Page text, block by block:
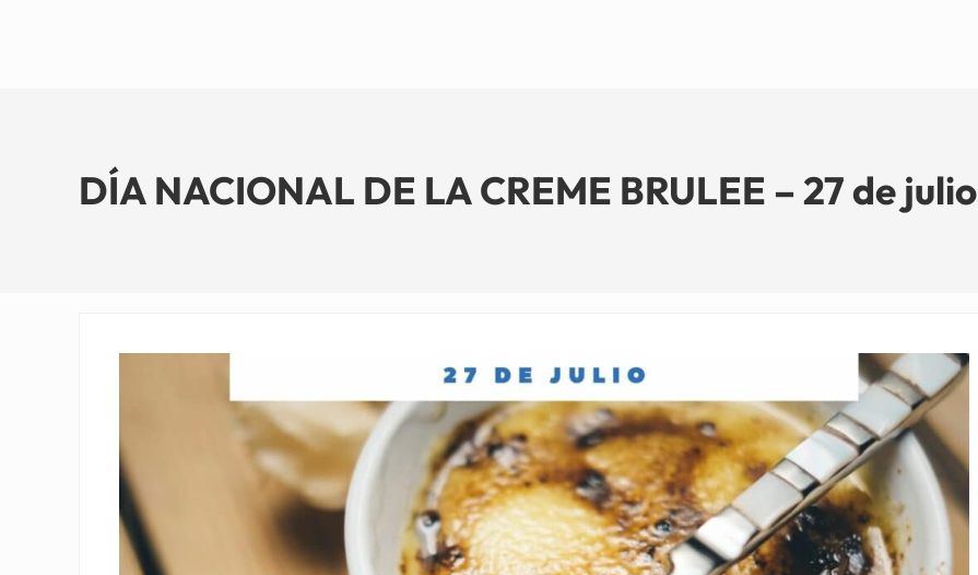
DÍA NACIONAL DE LA CREME BRULEE – 27 de julio